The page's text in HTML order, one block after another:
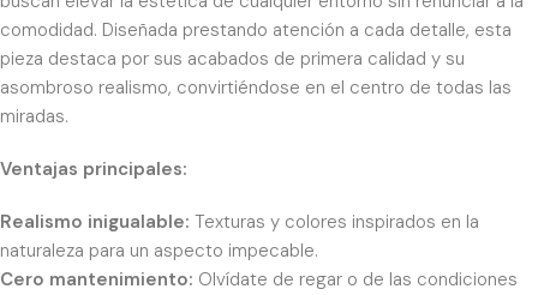
comodidad. Diseñada prestando atención a cada detalle, esta
pieza destaca por sus acabados de primera calidad y su
asombroso realismo, convirtiéndose en el centro de todas las
miradas.
Ventajas principales:
Realismo inigualable: Texturas y colores inspirados en la
naturaleza para un aspecto impecable.
Cero mantenimiento: Olvídate de regar o de las condiciones